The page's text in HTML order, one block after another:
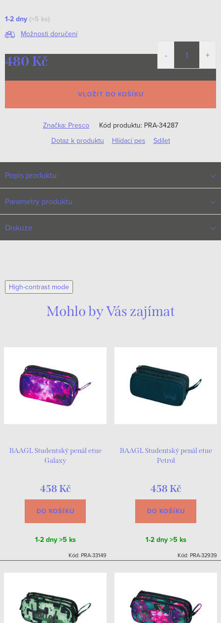
1-2 dny (>5 ks)
Možnosti doručení
480 Kč
cena:
VLOŽIT DO KOŠÍKU
Značka: Presco Kód produktu: PRA-34287
Dotaz k produktu
Hlídací pes Sdílet
Popis produktu
Parametry produktu
Diskuze
High-contrast mode
Mohlo by Vás zajímat
BAAGL Studentský penál etue
Galaxy
458 Kč
DO KOŠÍKU
1-2 dny>5 ks
Kód: PRA-33149
BAAGL Studentský penál etue
Petrol
458 Kč
DO KOŠÍKU
1-2 dny>5 ks
Kód: PRA-32939